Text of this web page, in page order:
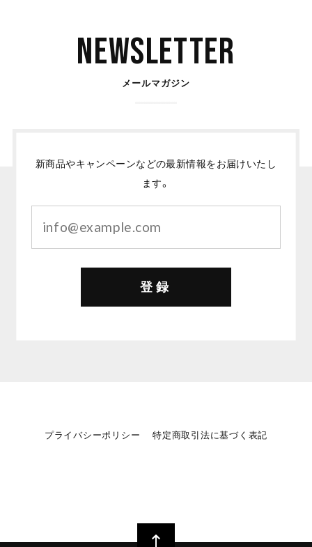
Newsletter
メールマガジン
新商品やキャンペーンなどの最新情報をお届けいたし
ます。
登録
プライバシーポリシー 特定商取引法に基づく表記